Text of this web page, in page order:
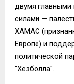
двумя главными
силами —
ХАМАС
Европе) и
политической
"Хезболла".